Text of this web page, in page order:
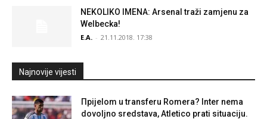
NEKOLIKO IMENA: Arsenal traži zamjenu za
Welbecka!
E.A. - 21.11.2018. 17:38
Najnovije vijesti
Прijelom u transferu Romera? Inter nema
dovoljno sredstava, Atletico prati situaciju.